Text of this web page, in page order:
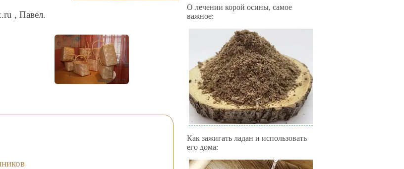
, Павел.
О лечении корой осины, самое
важное:
Как зажигать ладан и использовать
его дома: